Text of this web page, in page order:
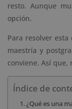
resto. Aunque
opción.
Para resolver
maestría y
conviene. Así que,
Índice de
¿Qué es una